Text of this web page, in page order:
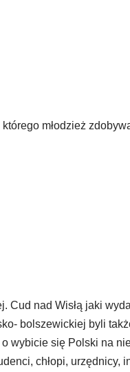
młodzież
nad Wisłą jaki
bolszewickiej byli
wybicie się Polski na
chłopi, urzędnicy,